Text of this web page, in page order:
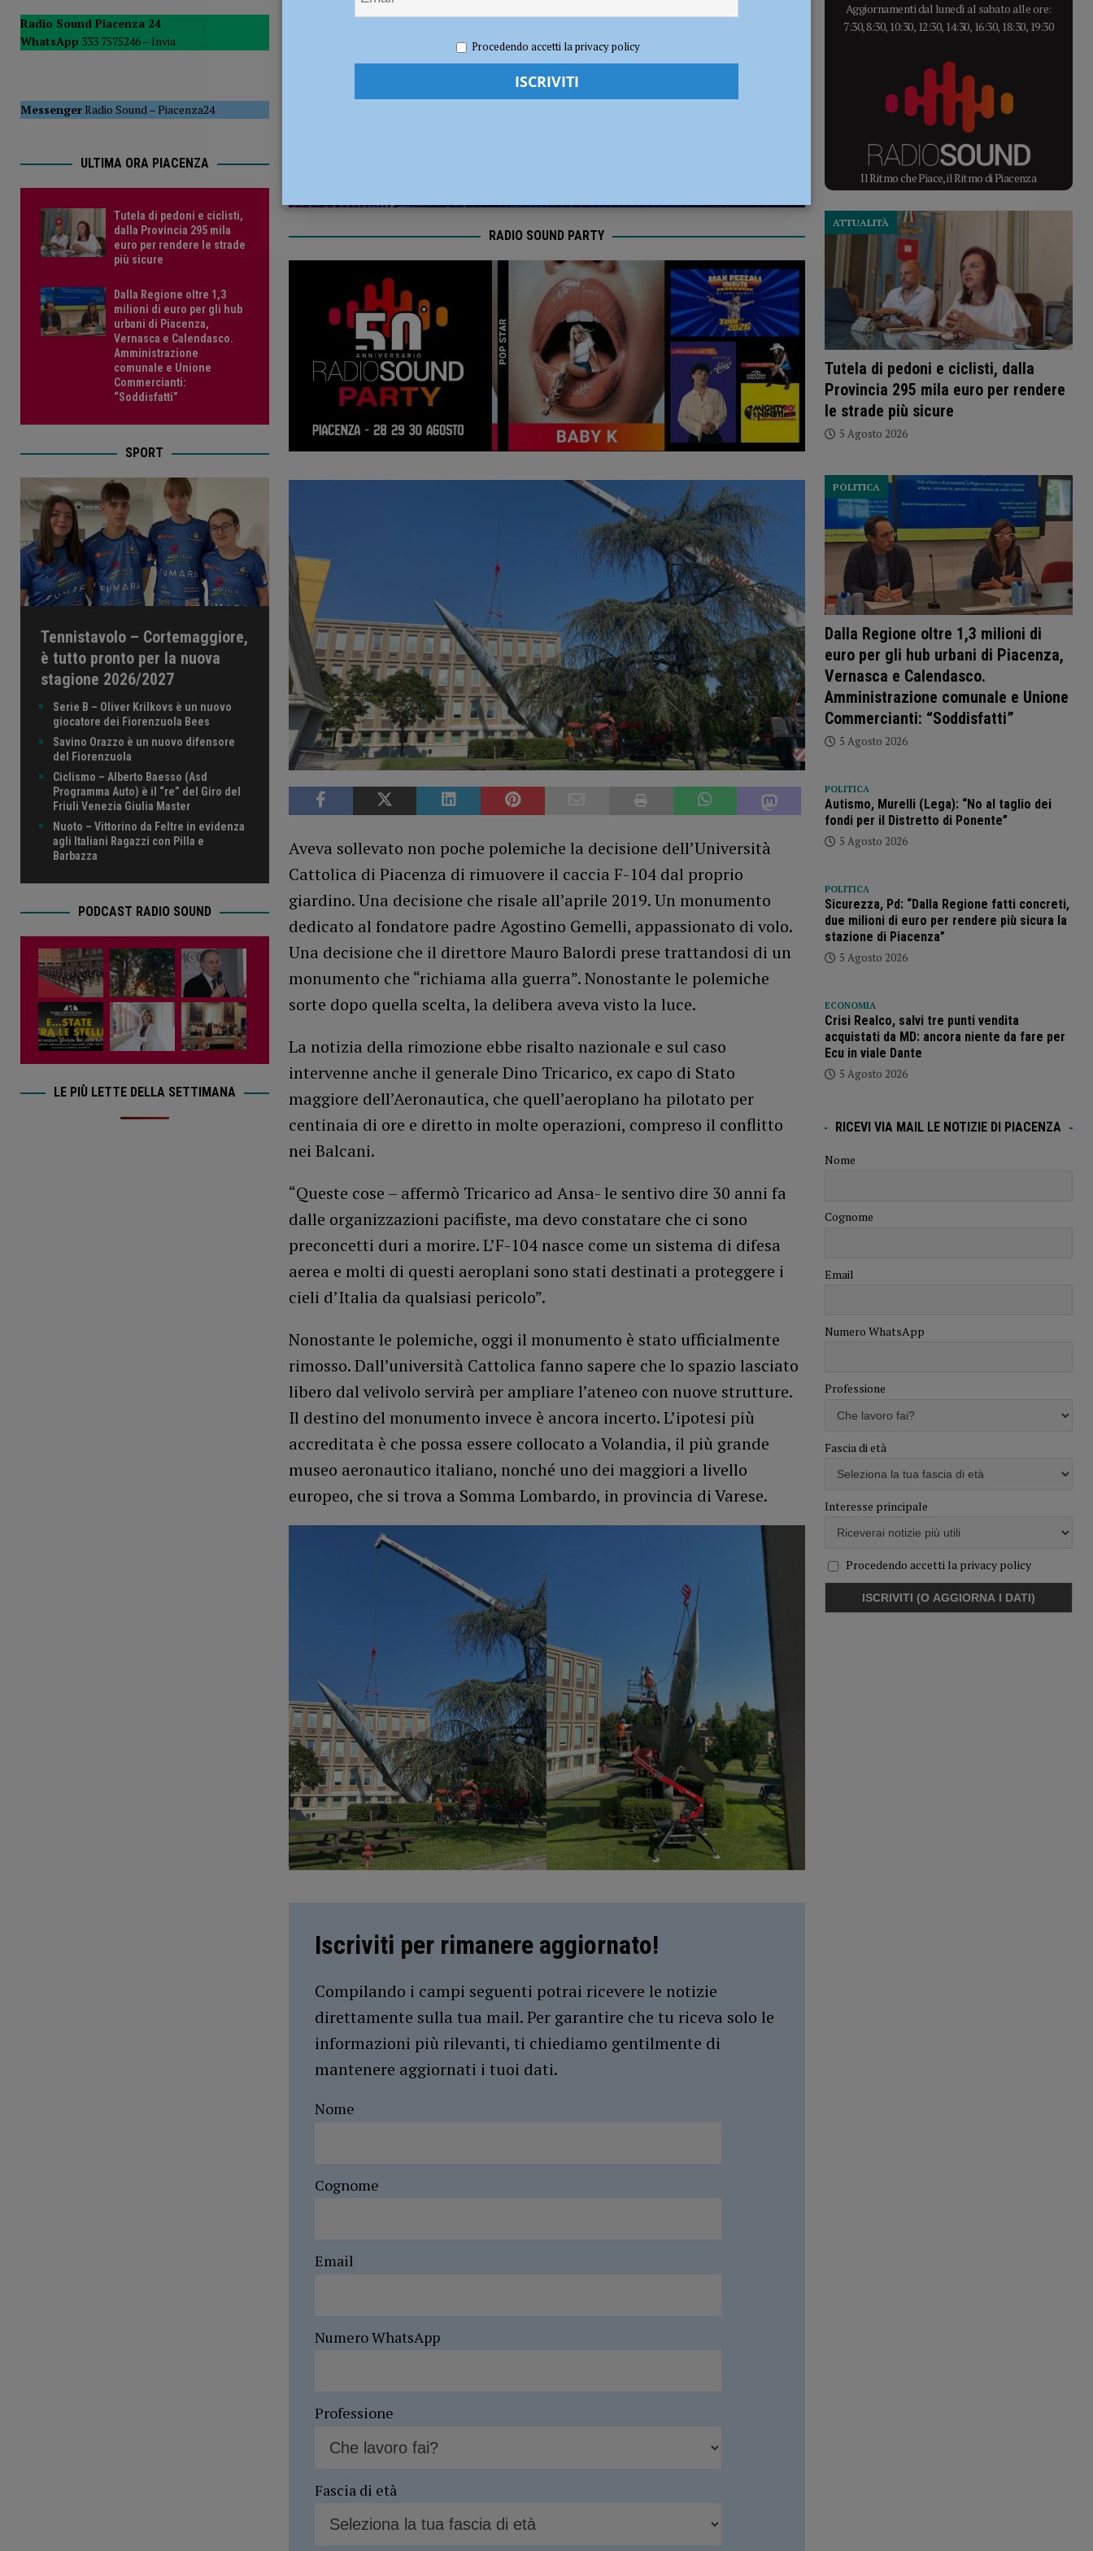
POLITICA
[ 5 Agosto 2026 ] Caldo estremo e asili nido, Tagliaferri (FdI): “Verificare subito la situazione nella provincia di Piacenza”
Redazione FG Attualità
RADIO SOUND PARTY
Aveva sollevato non poche polemiche la decisione dell’Università
Cattolica di Piacenza di rimuovere il caccia F-104 dal proprio
giardino. Una decisione che risale all’aprile 2019. Un monumento
dedicato al fondatore padre Agostino Gemelli, appassionato di volo.
Una decisione che il direttore Mauro Balordi prese trattandosi di un
monumento che “richiama alla guerra”. Nonostante le polemiche
sorte dopo quella scelta, la delibera aveva visto la luce.
La notizia della rimozione ebbe risalto nazionale e sul caso
intervenne anche il generale Dino Tricarico, ex capo di Stato
maggiore dell’Aeronautica, che quell’aeroplano ha pilotato per
centinaia di ore e diretto in molte operazioni, compreso il conflitto
nei Balcani.
“Queste cose – affermò Tricarico ad Ansa- le sentivo dire 30 anni fa
dalle organizzazioni pacifiste, ma devo constatare che ci sono
preconcetti duri a morire. L’F-104 nasce come un sistema di difesa
aerea e molti di questi aeroplani sono stati destinati a proteggere i
cieli d’Italia da qualsiasi pericolo”.
Nonostante le polemiche, oggi il monumento è stato ufficialmente
rimosso. Dall’università Cattolica fanno sapere che lo spazio lasciato
libero dal velivolo servirà per ampliare l’ateneo con nuove strutture.
Il destino del monumento invece è ancora incerto. L’ipotesi più
accreditata è che possa essere collocato a Volandia, il più grande
museo aeronautico italiano, nonché uno dei maggiori a livello
europeo, che si trova a Somma Lombardo, in provincia di Varese.
Iscriviti per rimanere aggiornato!
Compilando i campi seguenti potrai ricevere le notizie
direttamente sulla tua mail. Per garantire che tu riceva solo le
informazioni più rilevanti, ti chiediamo gentilmente di
mantenere aggiornati i tuoi dati.
Nome
Cognome
Email
Numero WhatsApp
Professione
Fascia di età
Radio Sound Piacenza 24
WhatsApp 333 7575246 – Invia
MessengerRadio Sound–Piacenza24
ULTIMA ORA PIACENZA
Tutela di pedoni e ciclisti,
dalla Provincia 295 mila
euro per rendere le strade
più sicure
Dalla Regione oltre 1,3
milioni di euro per gli hub
urbani di Piacenza,
Vernasca e Calendasco.
Amministrazione
comunale e Unione
Commercianti:
“Soddisfatti”
SPORT
Tennistavolo – Cortemaggiore,
è tutto pronto per la nuova
stagione 2026/2027
Serie B – Oliver Krilkovs è un nuovo
giocatore dei Fiorenzuola Bees
Savino Orazzo è un nuovo difensore
del Fiorenzuola
Ciclismo – Alberto Baesso (Asd
Programma Auto) è il “re” del Giro del
Friuli Venezia Giulia Master
Nuoto – Vittorino da Feltre in evidenza
agli Italiani Ragazzi con Pilla e
Barbazza
PODCAST RADIO SOUND
LE PIÙ LETTE DELLA SETTIMANA
Aggiornamenti dal lunedì al sabato alle ore:
7:30, 8:30, 10:30, 12:30, 14:30, 16:30, 18:30, 19:30
Il Ritmo che Piace, il Ritmo di Piacenza
Tutela di pedoni e ciclisti, dalla
Provincia 295 mila euro per rendere
le strade più sicure
ATTUALITÀ
5 Agosto 2026
Dalla Regione oltre 1,3 milioni di
euro per gli hub urbani di Piacenza,
Vernasca e Calendasco.
Amministrazione comunale e Unione
Commercianti: “Soddisfatti”
POLITICA
5 Agosto 2026
POLITICA
Autismo, Murelli (Lega): “No al taglio dei
fondi per il Distretto di Ponente”
5 Agosto 2026
POLITICA
Sicurezza, Pd: “Dalla Regione fatti concreti,
due milioni di euro per rendere più sicura la
stazione di Piacenza”
5 Agosto 2026
ECONOMIA
Crisi Realco, salvi tre punti vendita
acquistati da MD: ancora niente da fare per
Ecu in viale Dante
5 Agosto 2026
RICEVI VIA MAIL LE NOTIZIE DI PIACENZA
Nome
Cognome
Email
Numero WhatsApp
Professione
Fascia di età
Interesse principale
Procedendo accetti la privacy policy
Procedendo accetti la privacy policy